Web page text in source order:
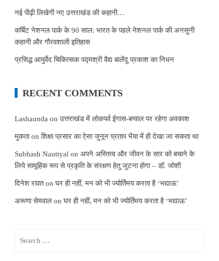
नई पीढ़ी लिखेगी नए उत्तराखंड की कहानी…
कॉर्बेट नेशनल पार्क के 90 साल: भारत के पहले नेशनल पार्क की अनसुनी
कहानी और गौरवशाली इतिहास
प्रसिद्ध आयुर्वेद चिकित्सक पद्मश्री वैद्य बालेंदु प्रकाश का निधन
RECENT COMMENTS
Lashaunda onउत्तराखंड में लोकपर्व ईगास-बग्वाल पर रहेगा अवकाश
मुकताonशिक्षा प्रसार का ऐसा जुनून प्रताप भैया में ही देखा जा सकता था
Subhash Nautiyal on अपने अस्तित्व और जीवन के सार को बचाने के
लिये सामूहिक रूप से प्रकृति के संरक्षण हेतु जुटना होगा – डॉ. जोशी
दिनेश रावतonघर ही नहीं, मन को भी ज्योर्तिमय करता है ‘भद्याऊ’
अरूणा सेमवाल onघर ही नहीं, मन को भी ज्योर्तिमय करता है ‘भद्याऊ’